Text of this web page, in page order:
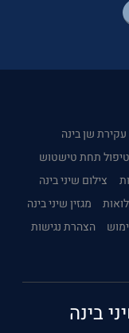
עקירת שן בינה
טיפול תחת טישטוש
צילום שיני בינה
מגזין שיני בינה
הצהרת נגישות
בינה